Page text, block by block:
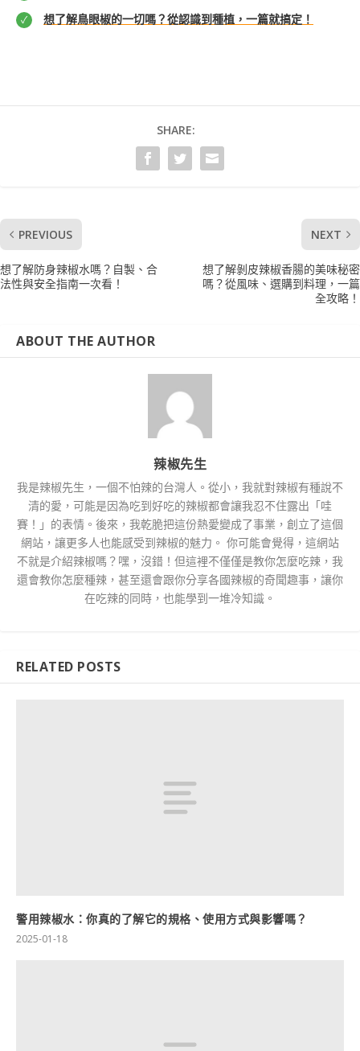
想了解鳥眼椒的一切嗎？從認識到種植，一篇就搞定！
SHARE:
PREVIOUS
想了解防身辣椒水嗎？自製、合
法性與安全指南一次看！
NEXT
想了解剝皮辣椒香腸的美味秘密
嗎？從風味、選購到料理，一篇
全攻略！
ABOUT THE AUTHOR
辣椒先生
我是辣椒先生，一個不怕辣的台灣人。從小，我就對辣椒有種說不
清的愛，可能是因為吃到好吃的辣椒都會讓我忍不住露出「哇
賽！」的表情。後來，我乾脆把這份熱愛變成了事業，創立了這個
網站，讓更多人也能感受到辣椒的魅力。 你可能會覺得，這網站
不就是介紹辣椒嗎？嘿，沒錯！但這裡不僅僅是教你怎麼吃辣，我
還會教你怎麼種辣，甚至還會跟你分享各國辣椒的奇聞趣事，讓你
在吃辣的同時，也能學到一堆冷知識。
RELATED POSTS
警用辣椒水：你真的了解它的規格、使用方式與影響嗎？
2025-01-18